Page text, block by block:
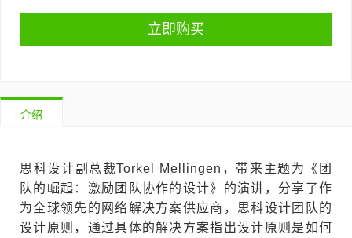
立即购买
介绍
思科设计副总裁Torkel Mellingen，带来主题为《团
队的崛起：激励团队协作的设计》的演讲，分享了作
为全球领先的网络解决方案供应商，思科设计团队的
设计原则，通过具体的解决方案指出设计原则是如何